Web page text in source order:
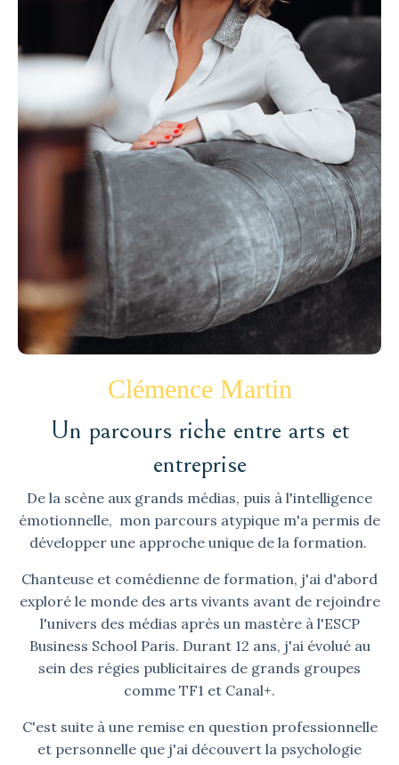
Clémence Martin
Un parcours riche entre arts et
entreprise
De la scène aux grands médias, puis à l'intelligence
émotionnelle, mon parcours atypique m'a permis de
développer une approche unique de la formation.
Chanteuse et comédienne de formation, j'ai d'abord
exploré le monde des arts vivants avant de rejoindre
l'univers des médias après un mastère à l'ESCP
Business School Paris. Durant 12 ans, j'ai évolué au
sein des régies publicitaires de grands groupes
comme TF1 et Canal+.
C'est suite à une remise en question professionnelle
et personnelle que j'ai découvert la psychologie